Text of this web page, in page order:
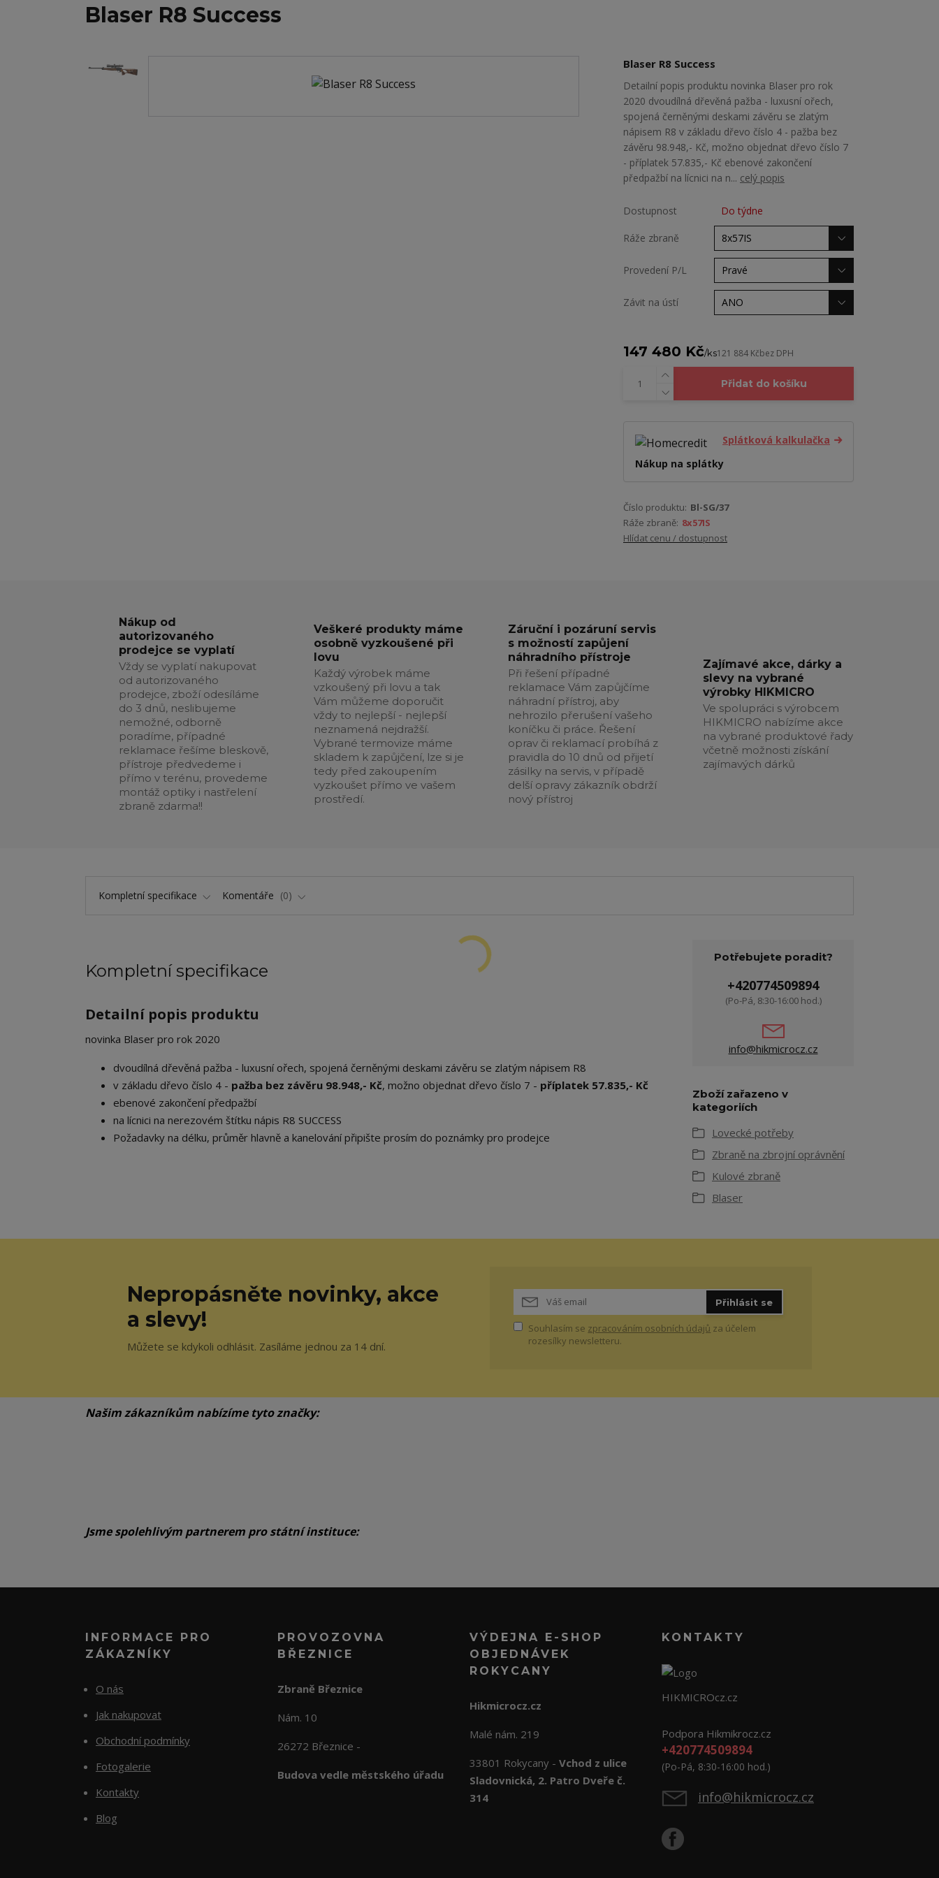
Blaser R8 Success
Blaser R8 Success
Detailní popis produktu novinka Blaser pro rok
2020 dvoudílná dřevěná pažba - luxusní ořech,
spojená černěnými deskami závěru se zlatým
nápisem R8 v základu dřevo číslo 4 - pažba bez
závěru 98.948,- Kč, možno objednat dřevo číslo 7
- příplatek 57.835,- Kč ebenové zakončení
předpažbí na lícnici na n... celý popis
Dostupnost Do týdne
Ráže zbraně
Provedení P/L
Závit na ústí
147 480 Kč/ks121 884 Kčbez DPH
Přidat do košíku
Splátková kalkulačka
Nákup na splátky
Číslo produktu: Bl-SG/37
Ráže zbraně: 8x57IS
Hlídat cenu / dostupnost
Nákup od
autorizovaného
prodejce se vyplatí
Vždy se vyplatí nakupovat
od autorizovaného
prodejce, zboží odesíláme
do 3 dnů, neslibujeme
nemožné, odborně
poradíme, případné
reklamace řešíme bleskově,
přístroje předvedeme i
přímo v terénu, provedeme
montáž optiky i nastřelení
zbraně zdarma!!
Veškeré produkty máme
osobně vyzkoušené při
lovu
Každý výrobek máme
vzkoušený při lovu a tak
Vám můžeme doporučit
vždy to nejlepší - nejlepší
neznamená nejdražší.
Vybrané termovize máme
skladem k zapůjčení, lze si je
tedy před zakoupením
vyzkoušet přímo ve vašem
prostředí.
Záruční i pozáruní servis
s možností zapůjení
náhradního přístroje
Při řešení případné
reklamace Vám zapůjčíme
náhradní přístroj, aby
nehrozilo přerušení vašeho
koníčku či práce. Řešení
oprav či reklamací probíhá z
pravidla do 10 dnů od přijetí
zásilky na servis, v případě
delší opravy zákazník obdrží
nový přístroj
Zajímavé akce, dárky a
slevy na vybrané
výrobky HIKMICRO
Ve spolupráci s výrobcem
HIKMICRO nabízíme akce
na vybrané produktové řady
včetně možnosti získání
zajímavých dárků
Kompletní specifikace Komentáře 0
Kompletní specifikace
Detailní popis produktu
novinka Blaser pro rok 2020
dvoudílná dřevěná pažba - luxusní ořech, spojená černěnými deskami závěru se zlatým nápisem R8
v základu dřevo číslo 4 - pažba bez závěru 98.948,- Kč, možno objednat dřevo číslo 7 - příplatek 57.835,- Kč
ebenové zakončení předpažbí
na lícnici na nerezovém štítku nápis R8 SUCCESS
Požadavky na délku, průměr hlavně a kanelování připište prosím do poznámky pro prodejce
Potřebujete poradit?
+420774509894
(Po-Pá, 8:30-16:00 hod.)
info@hikmicrocz.cz
Zboží zařazeno v
kategoriích
Lovecké potřeby
Zbraně na zbrojní oprávnění
Kulové zbraně
Blaser
Nepropásněte novinky, akce
a slevy!
Můžete se kdykoli odhlásit. Zasíláme jednou za 14 dní.
Přihlásit se
Souhlasím se zpracováním osobních údajů za účelem
rozesílky newsletteru.
Našim zákazníkům nabízíme tyto značky:
Jsme spolehlivým partnerem pro státní instituce:
INFORMACE PRO
ZÁKAZNÍKY
O nás
Jak nakupovat
Obchodní podmínky
Fotogalerie
Kontakty
Blog
PROVOZOVNA
BŘEZNICE
Zbraně Březnice
Nám. 10
26272 Březnice -
Budova vedle městského úřadu
VÝDEJNA E-SHOP
OBJEDNÁVEK
ROKYCANY
Hikmicrocz.cz
Malé nám. 219
33801 Rokycany - Vchod z ulice
Sladovnická, 2. Patro Dveře č.
314
KONTAKTY
HIKMICROcz.cz
Podpora Hikmikrocz.cz
+420774509894
(Po-Pá, 8:30-16:00 hod.)
info@hikmicrocz.cz